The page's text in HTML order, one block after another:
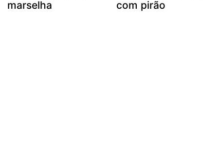
marselha
com pirão